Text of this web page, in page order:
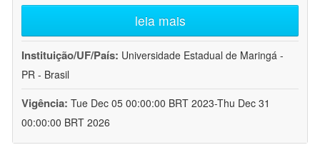
leia mais
Instituição/UF/País: Universidade Estadual de Maringá -
PR - Brasil
Vigência: Tue Dec 05 00:00:00 BRT 2023-Thu Dec 31
00:00:00 BRT 2026